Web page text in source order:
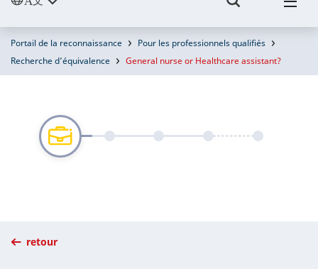
Portail de la reconnaissance
Pour les professionnels qualifiés
Recherche d’équivalence
General nurse or Healthcare assistant?
retour